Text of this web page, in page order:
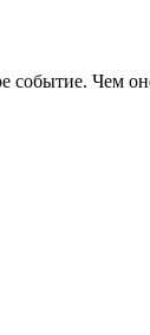
событие. Чем